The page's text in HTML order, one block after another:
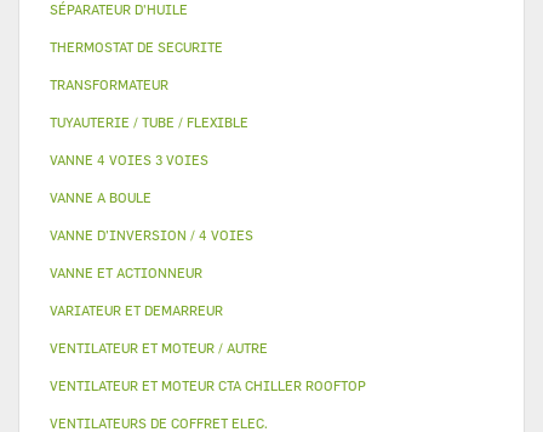
SÉPARATEUR D'HUILE
THERMOSTAT DE SECURITE
TRANSFORMATEUR
TUYAUTERIE / TUBE / FLEXIBLE
VANNE 4 VOIES 3 VOIES
VANNE A BOULE
VANNE D’INVERSION / 4 VOIES
VANNE ET ACTIONNEUR
VARIATEUR ET DEMARREUR
VENTILATEUR ET MOTEUR / AUTRE
VENTILATEUR ET MOTEUR CTA CHILLER ROOFTOP
VENTILATEURS DE COFFRET ELEC.